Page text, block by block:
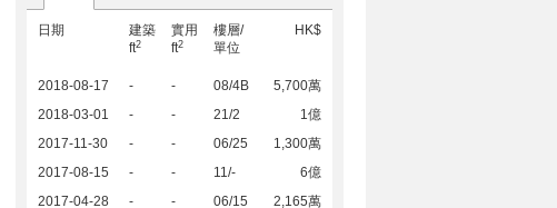
日期
建築
ft2
實用
ft2
樓層/
單位
HK$
2018-08-17 - - 08/4B
5,700萬
2018-03-01
- - 21/2
1億
2017-11-30
- - 06/25
1,300萬
2017-08-15
- - 11/-
6億
2017-04-28
- - 06/15 2,165萬